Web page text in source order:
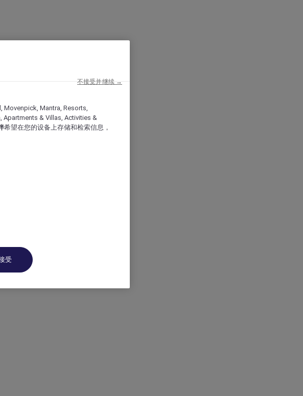
Movenpick, Mantra, Resorts,
Apartments & Villas, Activities &
希望在您的设备上存储和检索信息，
受
不接受并继续 →